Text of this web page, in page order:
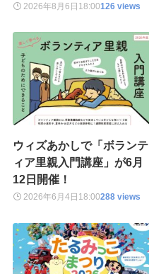
2026年8月6日 18:00126 views
ウィズあかしで「ボランテ
ィア里親入門講座」が6月
12日開催！
2026年6月4日 18:00288 views